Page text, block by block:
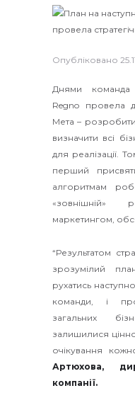
Опубліковано
Днями команда
Regno провела
Мета – розробити
визначити всі
для реалізації.
перший
алгоритмам
«зовнішній»
маркетингом,
“Результатом
зрозумілий
рухатись
команди, і
загальних
залишилися
очікування
Артюхова,
компанії.